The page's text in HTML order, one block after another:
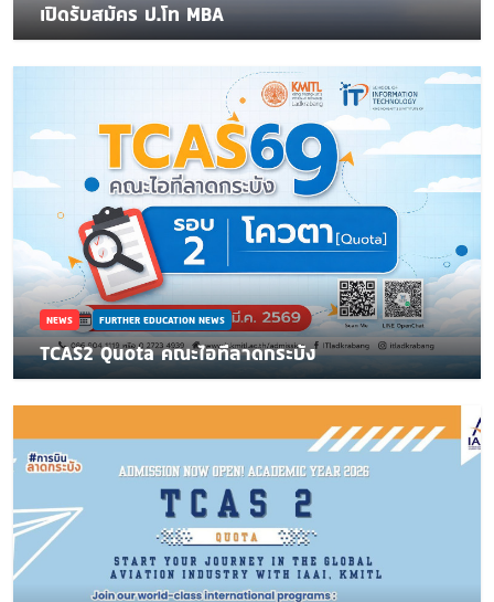
เปิดรับสมัคร ป.โท MBA
NEWS FURTHER EDUCATION NEWS
TCAS2 Quota คณะไอทีลาดกระบัง